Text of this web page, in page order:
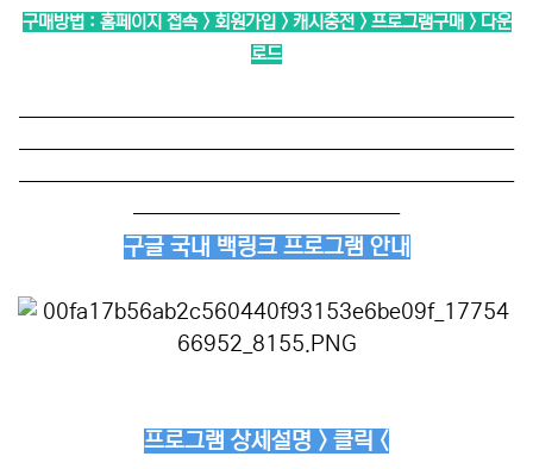
구매방법 : 홈페이지 접속 > 회원가입 > 캐시충전 > 프로그램구매 > 다운
로드
──────────────────────────
──────────────────────────
──────────────────────────
──────────────
구글 국내 백링크 프로그램 안내
프로그램 상세설명 > 클릭 <